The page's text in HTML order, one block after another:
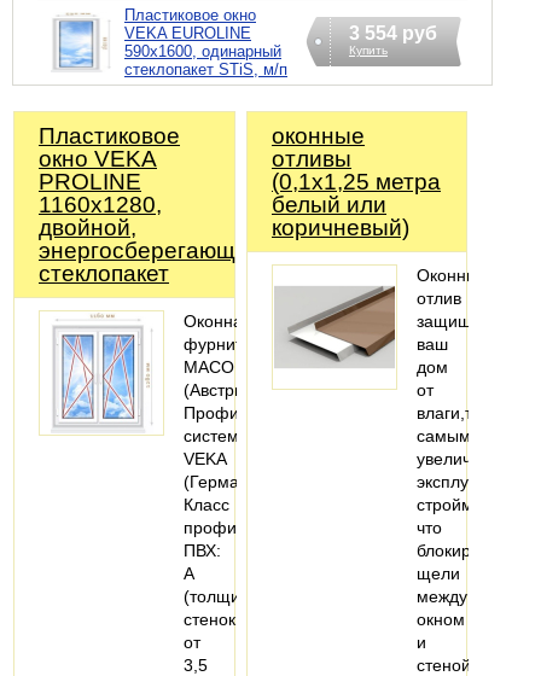
Пластиковое окно
VEKA EUROLINE
590х1600, одинарный
стеклопакет STiS, м/п
3 554 руб
Купить
Пластиковое
окно VEKA
PROLINE
1160х1280,
двойной,
энергосберегающий
стеклопакет
Оконная
фурнитура
MACO
(Австрия).
Профильная
система:
VEKA
(Германия).
Класс
профиля
ПВХ:
А
(толщина
стенок
от
3,5
оконные
отливы
(0,1х1,25 метра
белый или
коричневый)
Оконный
отлив
защищает
ваш
дом
от
влаги,тем
самым
увеличивают
эксплуатацию
что
блокируют
щели
между
окном
и
стеной,также